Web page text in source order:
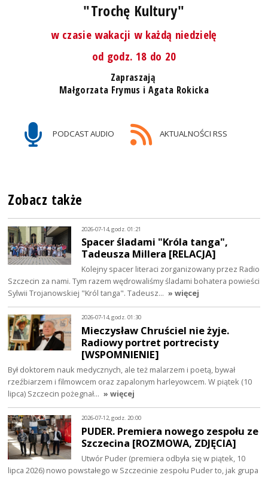
"Trochę Kultury"
w czasie wakacji w każdą niedzielę
od godz. 18 do 20
Zapraszają
Małgorzata Frymus i Agata Rokicka
PODCAST AUDIO AKTUALNOŚCI RSS
Zobacz także
2026-07-14, godz. 01:21
Spacer śladami "Króla tanga",
Tadeusza Millera [RELACJA]
Kolejny spacer literaci zorganizowany przez Radio
Szczecin za nami. Tym razem wędrowaliśmy śladami bohatera powieści
Sylwii Trojanowskiej "Król tanga". Tadeusz… » więcej
2026-07-14, godz. 01:30
Mieczysław Chruściel nie żyje.
Radiowy portret portrecisty
[WSPOMNIENIE]
Był doktorem nauk medycznych, ale też malarzem i poetą, bywał
rzeźbiarzem i filmowcem oraz zapalonym harleyowcem. W piątek (10
lipca) Szczecin pożegnał… » więcej
2026-07-12, godz. 20:00
PUDER. Premiera nowego zespołu ze
Szczecina [ROZMOWA, ZDJĘCIA]
Utwór Puder (premiera odbyła się w piątek, 10
lipca 2026) nowo powstałego w Szczecinie zespołu Puder to, jak grupa